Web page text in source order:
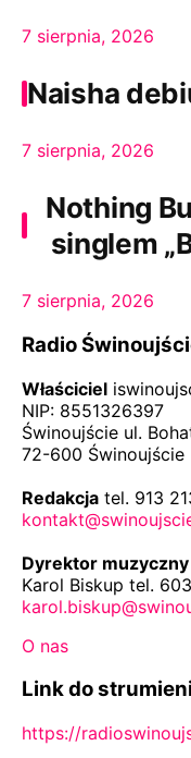
7 sierpnia, 2026
Naisha
7 sierpnia, 2026
Nothing
singlem
7 sierpnia, 2026
Radio
Właściciel
NIP: 8551326397
Świnoujście ul.
72-600 Świnoujście
Redakcja tel. 913
Dyrektor muzyczny
Karol Biskup tel.
O nas
Link do
https://